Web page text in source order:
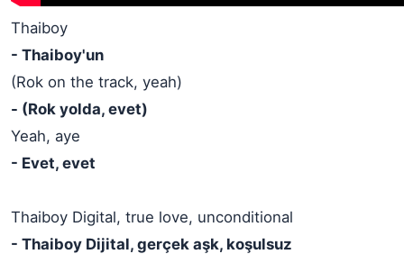
Thaiboy
- Thaiboy'un
(Rok on the track, yeah)
- (Rok yolda, evet)
Yeah, aye
- Evet, evet
Thaiboy Digital, true love, unconditional
- Thaiboy Dijital, gerçek aşk, koşulsuz